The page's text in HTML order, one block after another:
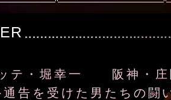
テ・堀幸一 阪神・庄
通告を受けた男たちの闘